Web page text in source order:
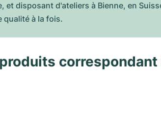
disposant d'ateliers à Bienne, en
qualité à la fois.